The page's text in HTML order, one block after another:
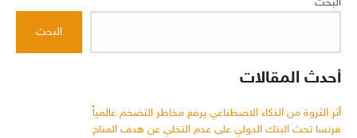
البحث
أحدث المقالات
أثر الثروة من الذكاء الاصطناعي يرفع مخاطر التضخم عالمياً
فرنسا تحث البنك الدولي على عدم التخلي عن هدف المناخ